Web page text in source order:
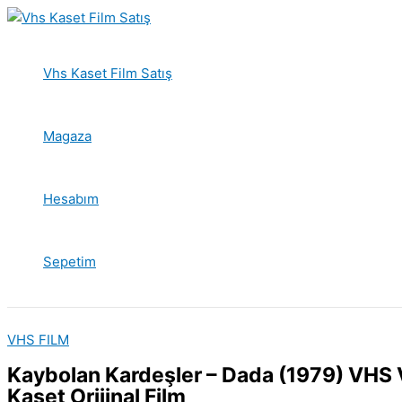
İçeriğe
Vhs Kaset Film Satış
Magaza
Hesabım
Sepetim
VHS FILM
Kaybolan Kardeşler – Dada (1979) VHS